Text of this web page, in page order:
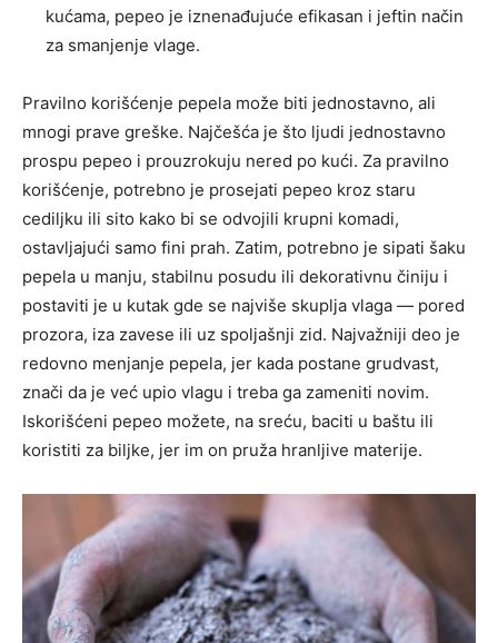
kućama, pepeo je iznenađujuće efikasan i jeftin način
za smanjenje vlage.
Pravilno korišćenje pepela može biti jednostavno, ali
mnogi prave greške. Najčešća je što ljudi jednostavno
prospu pepeo i prouzrokuju nered po kući. Za pravilno
korišćenje, potrebno je prosejati pepeo kroz staru
cediljku ili sito kako bi se odvojili krupni komadi,
ostavljajući samo fini prah. Zatim, potrebno je sipati šaku
pepela u manju, stabilnu posudu ili dekorativnu činiju i
postaviti je u kutak gde se najviše skuplja vlaga — pored
prozora, iza zavese ili uz spoljašnji zid. Najvažniji deo je
redovno menjanje pepela, jer kada postane grudvast,
znači da je već upio vlagu i treba ga zameniti novim.
Iskorišćeni pepeo možete, na sreću, baciti u baštu ili
koristiti za biljke, jer im on pruža hranljive materije.